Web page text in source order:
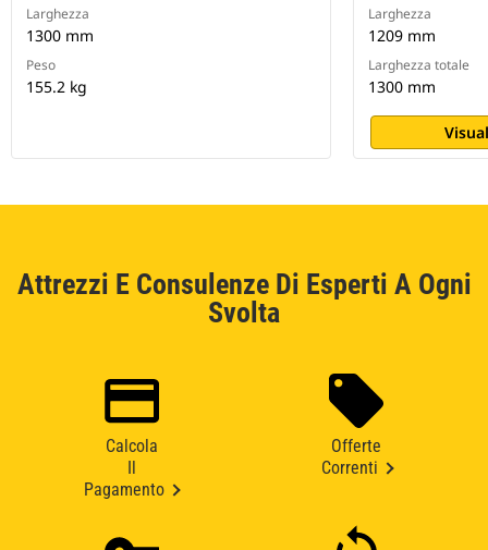
Larghezza
1300 mm
Peso
155.2 kg
Larghezza
1209 mm
Larghezza totale
1300 mm
Attrezzi E Consulenze Di Esperti A Ogni
Svolta
Calcola
Pagamento
Offerte
Correnti